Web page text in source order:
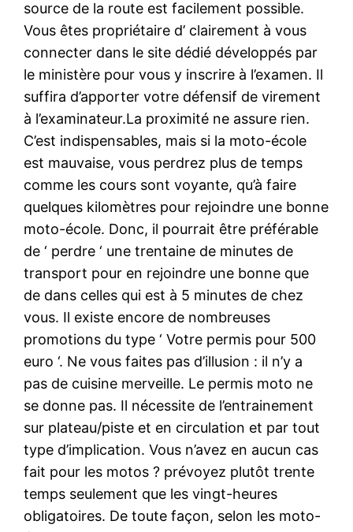
source de la route est facilement possible.
Vous êtes propriétaire d’ clairement à vous
connecter dans le site dédié développés par
le ministère pour vous y inscrire à l’examen. Il
suffira d’apporter votre défensif de virement
à l’examinateur.La proximité ne assure rien.
C’est indispensables, mais si la moto-école
est mauvaise, vous perdrez plus de temps
comme les cours sont voyante, qu’à faire
quelques kilomètres pour rejoindre une bonne
moto-école. Donc, il pourrait être préférable
de ‘ perdre ‘ une trentaine de minutes de
transport pour en rejoindre une bonne que
de dans celles qui est à 5 minutes de chez
vous. Il existe encore de nombreuses
promotions du type ‘ Votre permis pour 500
euro ‘. Ne vous faites pas d’illusion : il n’y a
pas de cuisine merveille. Le permis moto ne
se donne pas. Il nécessite de l’entrainement
sur plateau/piste et en circulation et par tout
type d’implication. Vous n’avez en aucun cas
fait pour les motos ? prévoyez plutôt trente
temps seulement que les vingt-heures
obligatoires. De toute façon, selon les moto-